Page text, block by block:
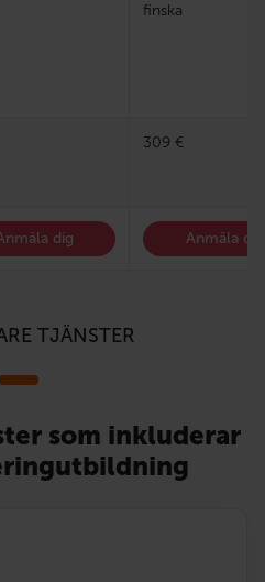
finska
309 €
dig Anmäla dig
TJÄNSTER
som inkluderar